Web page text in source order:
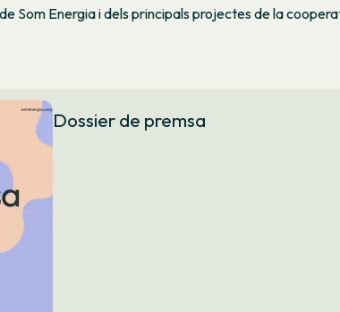
Som Energia i dels principals projectes de la
Dossier de premsa